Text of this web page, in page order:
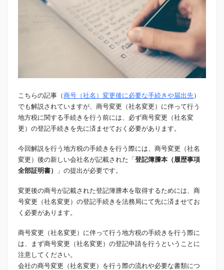
こちらの記事（商号（社名）変更後に必要な手続きや届出先）
でも解説されていますが、商号変更（社名変更）に伴って行う
地方税に関する手続きを行う前には、必ず商号変更（社名変
更）の登記手続きを先に済ませておく必要があります。
今回解説を行う地方税の手続きを行う際には、商号変更（社名
変更）後の新しい会社名が記載された「登記簿謄本（履歴事項
全部証明書）
」の提出が必要です。
変更後の商号が記載された登記簿謄本を取得するためには、商
号変更（社名変更）の登記手続きを法務局にて先に済ませてお
く必要があります。
商号変更（社名変更）に伴って行う地方税の手続きを行う際に
は、まず商号変更（社名変更）の登記申請を行うということに
注意してください。
会社の商号変更（社名変更）を行う際の流れや必要な書類につ